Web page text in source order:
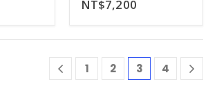
NT$7,200
1 2 3 4